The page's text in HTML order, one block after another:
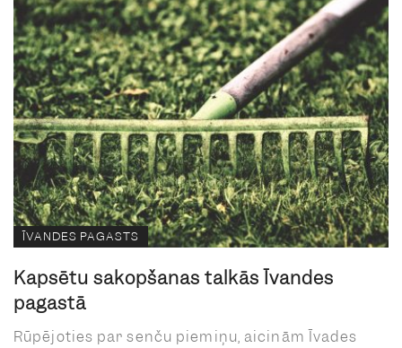
ĪVANDES PAGASTS
Kapsētu sakopšanas talkās Īvandes
pagastā
Rūpējoties par senču piemiņu, aicinām Īvades